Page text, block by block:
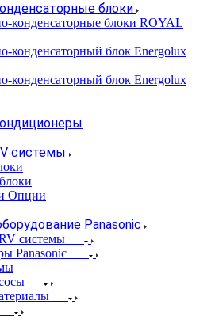
блоки
конденсаторные блоки ROYAL
конденсаторный блок Energolux
конденсаторный блок Energolux
системы
Опции
Panasonic
системы
Panasonic